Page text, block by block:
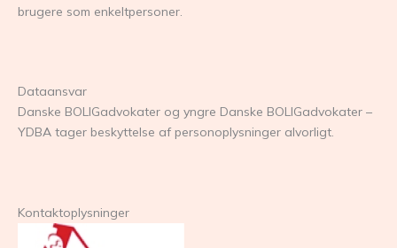
brugere som enkeltpersoner.
Dataansvar
Danske BOLIGadvokater og yngre Danske BOLIGadvokater –
YDBA tager beskyttelse af personoplysninger alvorligt.
Kontaktoplysninger